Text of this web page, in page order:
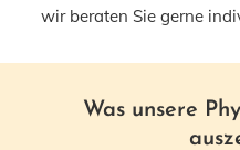
wir beraten Sie gerne
Was unsere